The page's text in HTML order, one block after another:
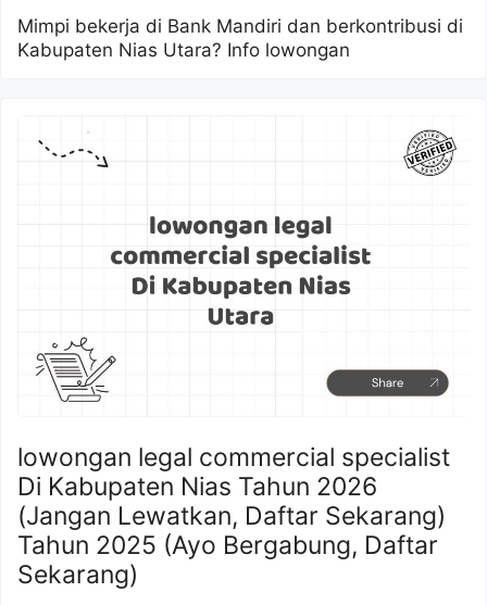
Mimpi bekerja di Bank Mandiri dan berkontribusi di
Kabupaten Nias Utara? Info lowongan
lowongan legal commercial specialist
Di Kabupaten Nias Tahun 2026
(Jangan Lewatkan, Daftar Sekarang)
Tahun 2025 (Ayo Bergabung, Daftar
Sekarang)